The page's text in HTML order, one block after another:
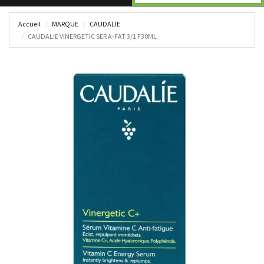
Accueil MARQUE
CAUDALIE
CAUDALIE VINERGETIC SER A-FAT 3/1 F30ML